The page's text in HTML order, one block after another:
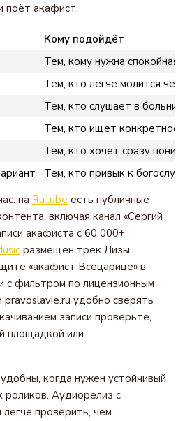
поёт акафист.
Кому подойдёт
Тем, кому нужна
Тем, кто легче молится
Тем, кто слушает в
Тем, кто ищет конкретное
Тем, кто хочет сразу
Тем, кто привык к
на Rutube есть публичные
включая канал «Сергий
акафиста с 60 000+
размещён трек Лизы
«акафист Всецарице» в
с фильтром по лицензионным
pravoslavie.ru удобно сверять
записи проверьте,
площадкой или
когда нужен устойчивый
роликов. Аудиорелиз с
проверить, чем